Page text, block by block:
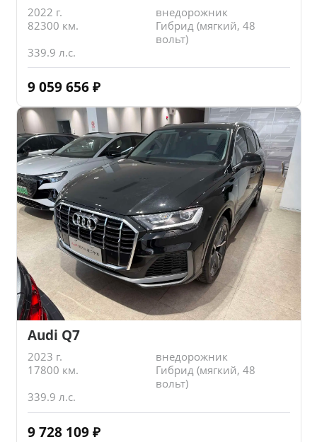
2022 г.
внедорожник
82300 км.
Гибрид (мягкий, 48
вольт)
339.9 л.с.
9 059 656 ₽
Audi Q7
2023 г.
внедорожник
17800 км.
Гибрид (мягкий, 48
вольт)
339.9 л.с.
9 728 109 ₽